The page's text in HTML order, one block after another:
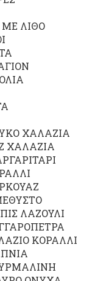
ΛΙΘΟ
ΧΑΛΑΖΙΑ
ΧΑΛΑΖΙΑ
ΛΑΖΟΥΛΙ
ΚΟΡΑΛΛΙ